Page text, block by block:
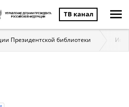
ТВ канал
Президентской библиотеки